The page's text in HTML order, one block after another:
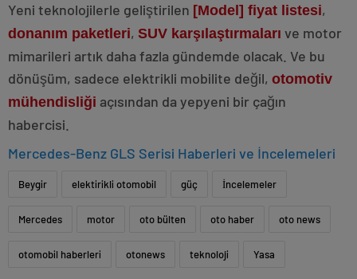
Yeni teknolojilerle geliştirilen [Model] fiyat listesi,
donanım paketleri, SUV karşılaştırmaları ve motor
mimarileri artık daha fazla gündemde olacak. Ve bu
dönüşüm, sadece elektrikli mobilite değil, otomotiv
mühendisliği açısından da yepyeni bir çağın
habercisi.
Mercedes-Benz GLS Serisi Haberleri ve İncelemeleri
Beygir elektirikli otomobil güç İncelemeler
Mercedes motor oto bülten oto haber oto news
otomobil haberleri otonews teknoloji Yasa